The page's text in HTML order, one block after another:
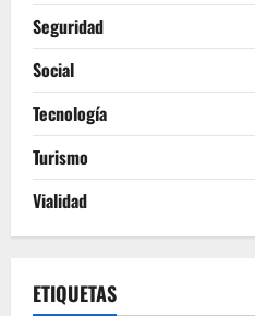
Seguridad
Social
Tecnología
Turismo
Vialidad
ETIQUETAS